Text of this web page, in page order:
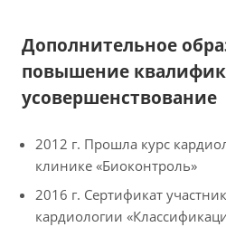
Дополнительное
повышение
усовершенствование
2012 г. Прошла курс
клинике «Биоконтроль»
2016 г. Сертификат
кардиологии